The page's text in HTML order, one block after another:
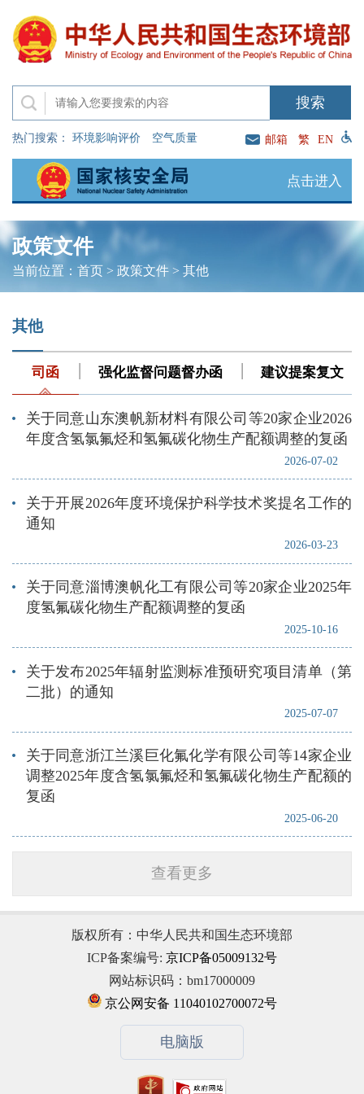
热门搜索： 环境影响评价 空气质量 邮箱 繁 EN
点击进入
政策文件
当前位置： 首页> 政策文件> 其他
其他
司函 强化监督问题督办函 建议提案复文
关于同意山东澳帆新材料有限公司等20家企业2026
年度含氢氯氟烃和氢氟碳化物生产配额调整的复函
2026-07-02
关于开展2026年度环境保护科学技术奖提名工作的
通知
2026-03-23
关于同意淄博澳帆化工有限公司等20家企业2025年
度氢氟碳化物生产配额调整的复函
2025-10-16
关于发布2025年辐射监测标准预研究项目清单（第
二批）的通知
2025-07-07
关于同意浙江兰溪巨化氟化学有限公司等14家企业
调整2025年度含氢氯氟烃和氢氟碳化物生产配额的
复函
2025-06-20
查看更多
版权所有：中华人民共和国生态环境部
ICP备案编号: 京ICP备05009132号
网站标识码：bm17000009
京公网安备 11040102700072号
电脑版